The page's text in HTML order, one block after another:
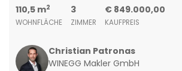
110,5 m2
WOHNFLÄCHE
3
ZIMMER
€ 849.000,00
KAUFPREIS
Christian Patronas
WINEGG Makler GmbH